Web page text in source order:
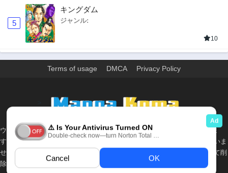
5
キングダム
ジャンル:
10
Terms of usage DMCA Privacy Policy
ウェブサイト上のすべての情報と画像は、インターネット上で収集されま
す。 このウェブサイトの情報については、所有していないか、責任を負いま
せん。 個人や組織に影響を与える場合は、必要に応じて、すぐに検討して削
除します。